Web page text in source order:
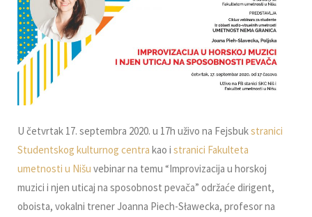
U četvrtak 17. septembra 2020. u 17h uživo na Fejsbukstranici
Studentskog kulturnog centra kao i stranici Fakulteta
umetnosti u Nišu vebinar na temu “Improvizacija u horskoj
muzici i njen uticaj na sposobnost pevača” održaće dirigent,
oboista, vokalni trener Joanna Piech-Sławecka, profesor na